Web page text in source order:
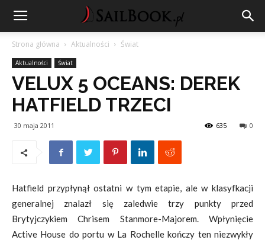
Strona główna Aktualności Świat
Aktualności Świat
VELUX 5 OCEANS: DEREK
HATFIELD TRZECI
30 maja 2011 0
635
Hatfield przypłynął ostatni w tym etapie, ale w klasyfkacji
generalnej znalazł się zaledwie trzy punkty przed
Brytyjczykiem Chrisem Stanmore-Majorem. Wpłynięcie
Active House do portu w La Rochelle kończy ten niezwykły